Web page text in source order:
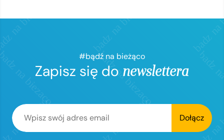
#bądź na bieżąco
Zapisz się do newslettera
Dołącz